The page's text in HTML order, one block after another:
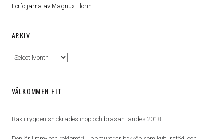
Förföljarna av Magnus Florin
ARKIV
Arkiv
VÄLKOMMEN HIT
Rak i ryggen snickrades ihop och brasan tändes 2018.